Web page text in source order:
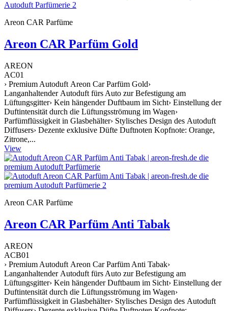
Areon CAR Parfüme
Areon CAR Parfüm Gold
AREON
AC01
› Premium Autoduft Areon Car Parfüm Gold›
Langanhaltender Autoduft fürs Auto zur Befestigung am
Lüftungsgitter› Kein hängender Duftbaum im Sicht› Einstellung der
Duftintensität durch die Lüftungsströmung im Wagen›
Parfümflüssigkeit in Glasbehälter› Stylisches Design des Autoduft
Diffusers› Dezente exklusive Düfte Duftnoten Kopfnote: Orange,
Zitrone,...
View
Areon CAR Parfüme
Areon CAR Parfüm Anti Tabak
AREON
ACB01
› Premium Autoduft Areon Car Parfüm Anti Tabak›
Langanhaltender Autoduft fürs Auto zur Befestigung am
Lüftungsgitter› Kein hängender Duftbaum im Sicht› Einstellung der
Duftintensität durch die Lüftungsströmung im Wagen›
Parfümflüssigkeit in Glasbehälter› Stylisches Design des Autoduft